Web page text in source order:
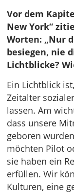
Vor dem
New York“
Worten: „Nur
besiegen, nie
Lichtblicke?
Ein Lichtblick
Zeitalter
lassen. Am
dass unsere
geboren
möchten Pilot
sie haben ein
erfüllen. Wir
Kulturen, eine